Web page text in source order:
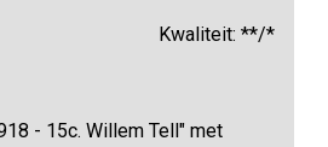
Kwaliteit: **/*
- 15c. Willem Tell" met